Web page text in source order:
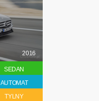
2016
SEDAN
AUTOMAT
TYLNY